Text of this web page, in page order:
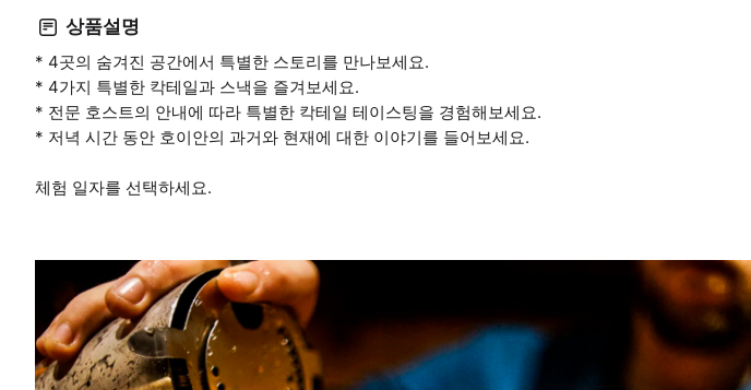
상품설명
* 4곳의 숨겨진 공간에서 특별한 스토리를 만나보세요.
* 4가지 특별한 칵테일과 스낵을 즐겨보세요.
* 전문 호스트의 안내에 따라 특별한 칵테일 테이스팅을 경험해보세요.
* 저녁 시간 동안 호이안의 과거와 현재에 대한 이야기를 들어보세요.
체험 일자를 선택하세요.